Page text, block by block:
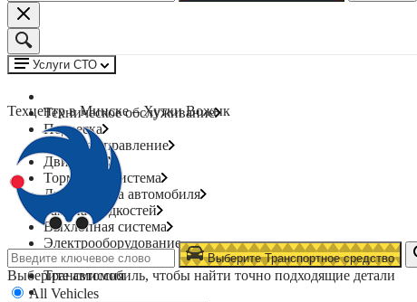
Услуги СТО
Техническое обслуживание
Подвеска
Рулевое управление
Двигатель
Тормозная система
Диагностика автомобиля
Замена жидкостей
Выхлопная система
Электрооборудование
Топливная система
Трансмиссия
Техцентр в Минске – Хутки Вожык
Выберите Транспортное средство
Выберите автомобиль, чтобы найти точно подходящие детали
All Vehicles